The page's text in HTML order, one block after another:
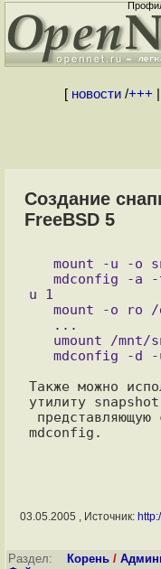
[ новости/+++
Создание
FreeBSD 5
u 1
Также можно
утилиту
03.05.2005 , Источник:
Раздел: Корень /